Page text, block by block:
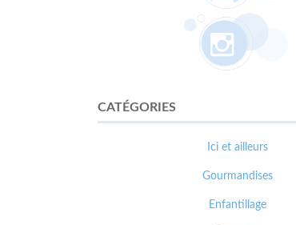
CATÉGORIES
Ici et ailleurs
Gourmandises
Enfantillage